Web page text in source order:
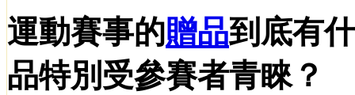
運動賽事的贈品到底有
品特別受參賽者青睞？